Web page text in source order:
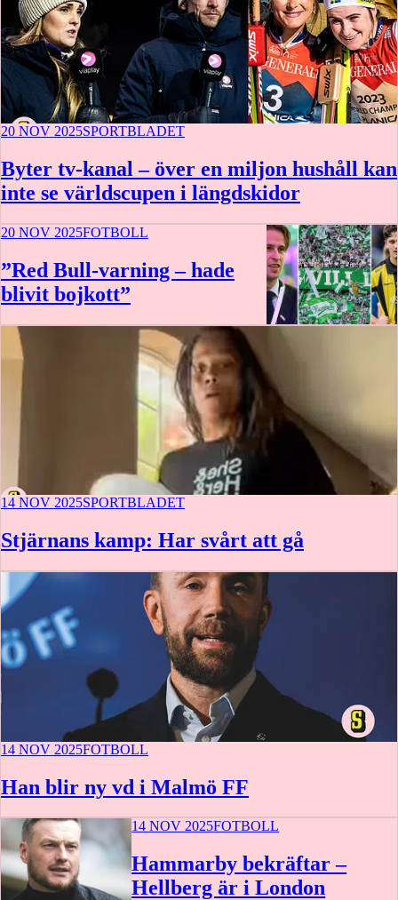
20 NOV 2025SPORTBLADET
Byter tv-kanal – över en miljon hushåll kan
inte se världscupen i längdskidor
20 NOV 2025FOTBOLL
”Red Bull-varning – hade
blivit bojkott”
14 NOV 2025SPORTBLADET
Stjärnans kamp: Har svårt att gå
14 NOV 2025FOTBOLL
Han blir ny vd i Malmö FF
14 NOV 2025FOTBOLL
Hammarby bekräftar –
Hellberg är i London